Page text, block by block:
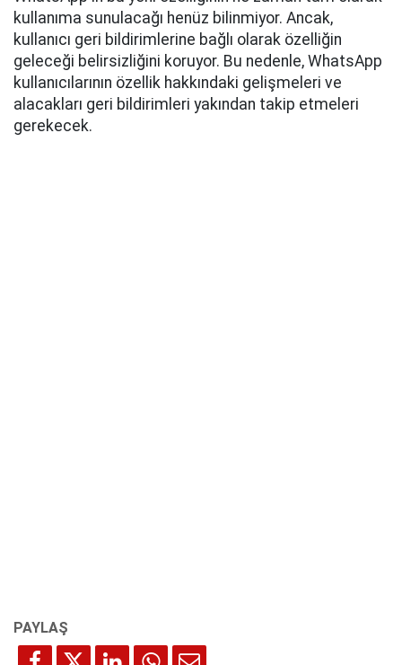
kullanıma sunulacağı henüz bilinmiyor. Ancak,
kullanıcı geri bildirimlerine bağlı olarak özelliğin
geleceği belirsizliğini koruyor. Bu nedenle, WhatsApp
kullanıcılarının özellik hakkındaki gelişmeleri ve
alacakları geri bildirimleri yakından takip etmeleri
gerekecek.